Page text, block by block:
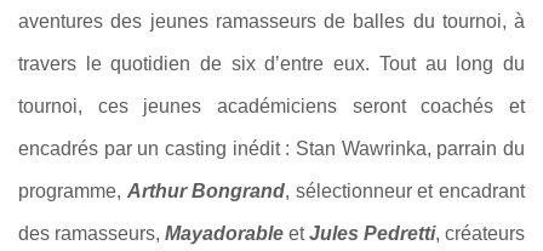
aventures des jeunes ramasseurs de balles du tournoi, à
travers le quotidien de six d’entre eux. Tout au long du
tournoi, ces jeunes académiciens seront coachés et
encadrés par un casting inédit : Stan Wawrinka, parrain du
programme, Arthur Bongrand, sélectionneur et encadrant
des ramasseurs, Mayadorable etJules Pedretti, créateurs